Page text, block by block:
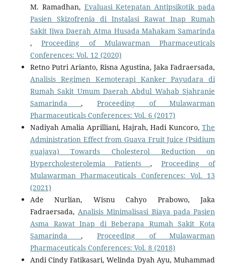
M. Ramadhan, Evaluasi Ketepatan Antipsikotik pada
Pasien Skizofrenia di Instalasi Rawat Inap Rumah
Sakit Jiwa Daerah Atma Husada Mahakam Samarinda
,Proceeding of Mulawarman Pharmaceuticals
Conferences: Vol. 12 (2020)
Retno Putri Arianto, Risna Agustina, Jaka Fadraersada,
Analisis Regimen Kemoterapi Kanker Payudara di
Rumah Sakit Umum Daerah Abdul Wahab Sjahranie
Samarinda, Proceeding of Mulawarman
Pharmaceuticals Conferences: Vol. 6 (2017)
Nadiyah Amalia Aprilliani, Hajrah, Hadi Kuncoro,The
Administration Effect from Guava Fruit Juice (Psidium
guajava) Towards Cholesterol Reduction on
Hypercholesterolemia Patients ,Proceeding of
Mulawarman Pharmaceuticals Conferences: Vol. 13
(2021)
Ade Nurlian, Wisnu Cahyo Prabowo, Jaka
Fadraersada, Analisis Minimalisasi Biaya pada Pasien
Asma Rawat Inap di Beberapa Rumah Sakit Kota
Samarinda, Proceeding of Mulawarman
Pharmaceuticals Conferences: Vol. 8 (2018)
Andi Cindy Fatikasari, Welinda Dyah Ayu, Muhammad